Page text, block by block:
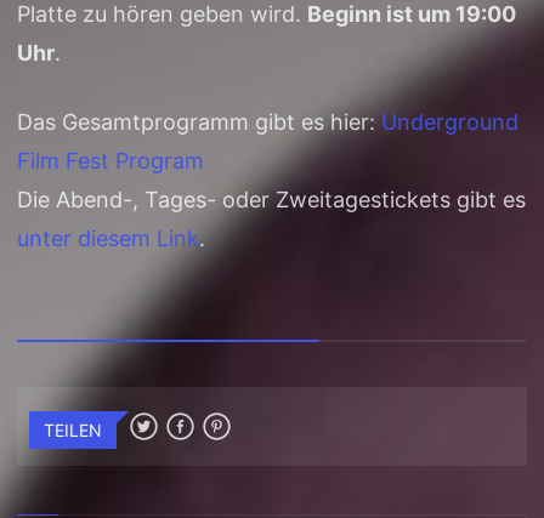
Platte zu hören geben wird. Beginn ist um 19:00
Uhr.
Das Gesamtprogramm gibt es hier: Underground
Film Fest Program
Die Abend-, Tages- oder Zweitagestickets gibt es
unter diesem Link.
TEILEN